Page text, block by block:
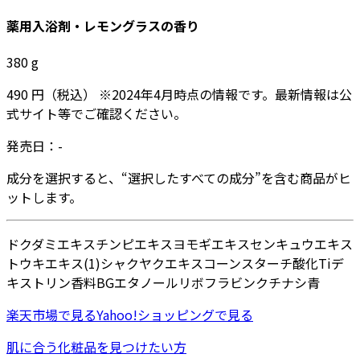
薬用入浴剤・レモングラスの香り
380g
490 円 （税込） ※2024年4月時点の情報です。最新情報は公
式サイト等でご確認ください。
発売日： -
成分を選択すると、“選択したすべての成分”を含む商品がヒ
ットします。
ドクダミエキスチンピエキスヨモギエキスセンキュウエキス
トウキエキス(1)シャクヤクエキスコーンスターチ酸化Tiデ
キストリン香料BGエタノールリボフラビンクチナシ青
楽天市場で見るYahoo!ショッピングで見る
肌に合う化粧品を見つけたい方